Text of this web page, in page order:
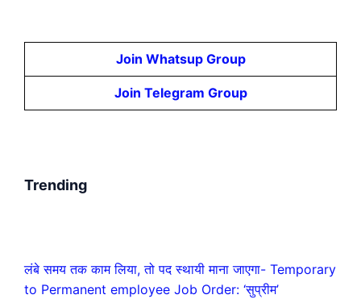
Join Whatsup Group
Join Telegram Group
Trending
लंबे समय तक काम लिया, तो पद स्थायी माना जाएगा- Temporary
to Permanent employee Job Order: ‘सुप्रीम’